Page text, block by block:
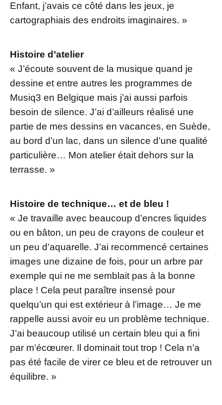
Enfant, j’avais ce côté dans les jeux, je
cartographiais des endroits imaginaires. »
Histoire d’atelier
« J’écoute souvent de la musique quand je
dessine et entre autres les programmes de
Musiq3 en Belgique mais j’ai aussi parfois
besoin de silence. J’ai d’ailleurs réalisé une
partie de mes dessins en vacances, en Suède,
au bord d’un lac, dans un silence d’une qualité
particulière… Mon atelier était dehors sur la
terrasse. »
Histoire de technique… et de bleu !
« Je travaille avec beaucoup d’encres liquides
ou en bâton, un peu de crayons de couleur et
un peu d’aquarelle. J’ai recommencé certaines
images une dizaine de fois, pour un arbre par
exemple qui ne me semblait pas à la bonne
place ! Cela peut paraître insensé pour
quelqu’un qui est extérieur à l’image… Je me
rappelle aussi avoir eu un problème technique.
J’ai beaucoup utilisé un certain bleu qui a fini
par m’écœurer. Il dominait tout trop ! Cela n’a
pas été facile de virer ce bleu et de retrouver un
équilibre. »